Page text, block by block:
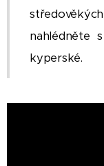
nahlédněte
kyperské.